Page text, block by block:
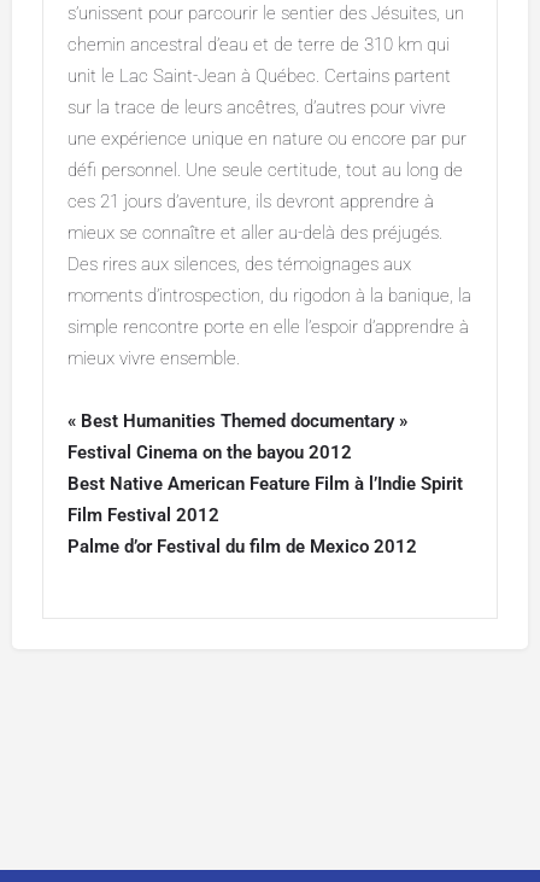
s’unissent pour parcourir le sentier des Jésuites, un
chemin ancestral d’eau et de terre de 310 km qui
unit le Lac Saint-Jean à Québec. Certains partent
sur la trace de leurs ancêtres, d’autres pour vivre
une expérience unique en nature ou encore par pur
défi personnel. Une seule certitude, tout au long de
ces 21 jours d’aventure, ils devront apprendre à
mieux se connaître et aller au-delà des préjugés.
Des rires aux silences, des témoignages aux
moments d’introspection, du rigodon à la banique, la
simple rencontre porte en elle l’espoir d’apprendre à
mieux vivre ensemble.
« Best Humanities Themed documentary »
Festival Cinema on the bayou 2012
Best Native American Feature Film à l’Indie Spirit
Film Festival 2012
Palme d’or Festival du film de Mexico 2012